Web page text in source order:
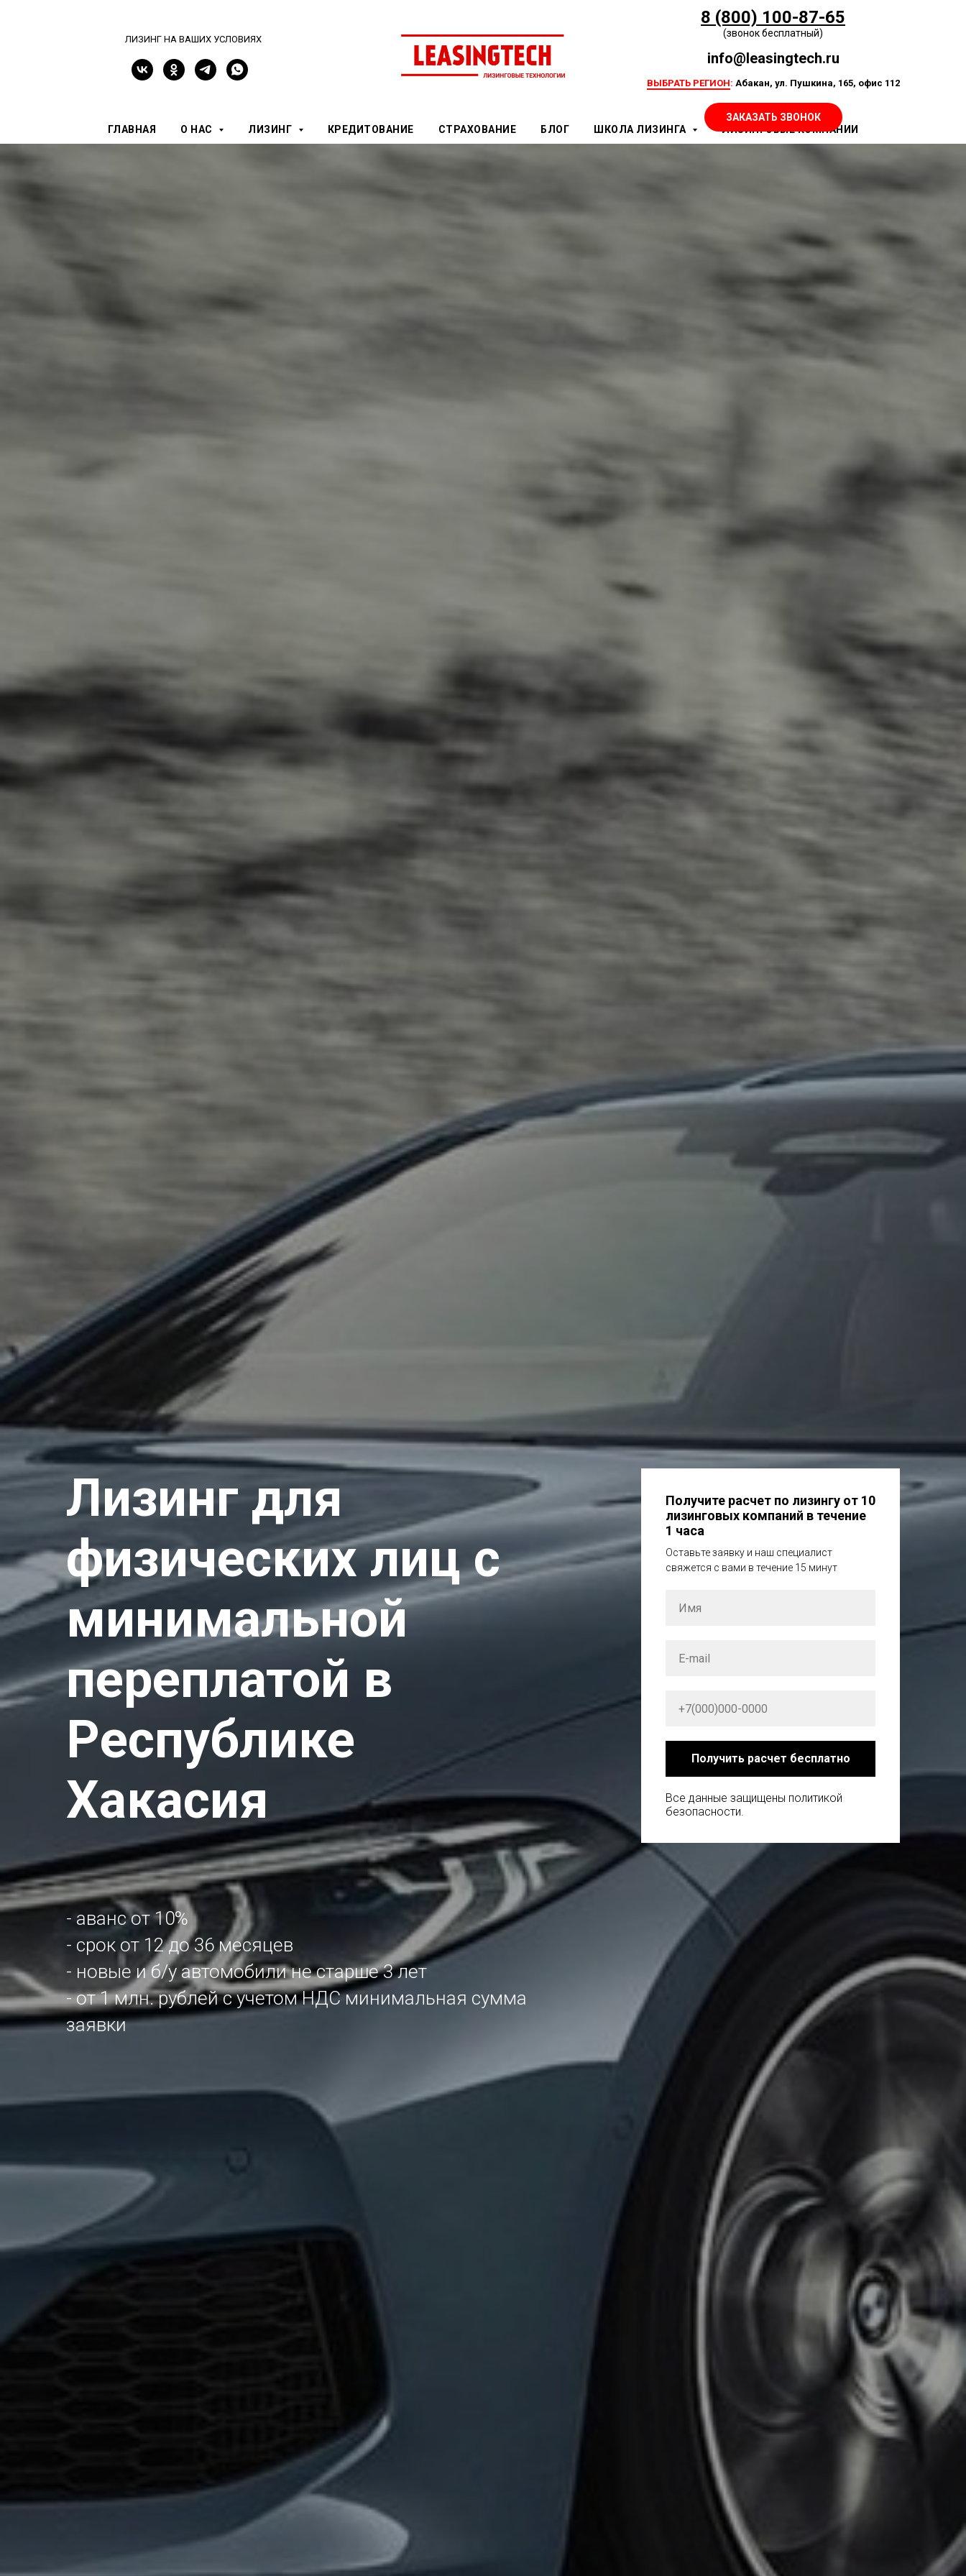
ЛИЗИНГ НА ВАШИХ УСЛОВИЯХ
8 (800) 100-87-65
(звонок бесплатный)
info@leasingtech.ru
ВЫБРАТЬ РЕГИОН: Абакан, ул. Пушкина, 165, офис 112
ЗАКАЗАТЬ ЗВОНОК
ГЛАВНАЯ
О НАС ЛИЗИНГ КРЕДИТОВАНИЕ СТРАХОВАНИЕ БЛОГ ШКОЛА ЛИЗИНГА ЛИЗИНГОВЫЕ КОМПАНИИ
Лизинг для
физических лиц с
минимальной
переплатой в
Республике
Хакасия
- аванс от 10%
- срок от 12 до 36 месяцев
- новые и б/у автомобили не старше 3 лет
- от 1 млн. рублей с учетом НДС минимальная сумма
заявки
Получите расчет по лизингу от 10
лизинговых компаний в течение
1 часа
Оставьте заявку и наш специалист
свяжется с вами в течение 15 минут
Получить расчет бесплатно
Все данные защищены политикой
безопасности.
Генеральный директор
до 40%?
канал:
КОНФИСКАТ